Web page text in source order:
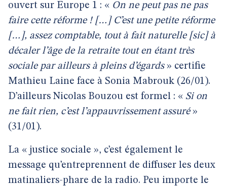
ouvert sur Europe 1 : « On ne peut pas ne pas
faire cette réforme ! […] C’est une petite réforme
[…], assez comptable, tout à fait naturelle [sic] à
décaler l’âge de la retraite tout en étant très
sociale par ailleurs à pleins d’égards» certifie
Mathieu Laine face à Sonia Mabrouk (26/01).
D’ailleurs Nicolas Bouzou est formel : « Si on
ne fait rien, c’est l’appauvrissement assuré»
(31/01).
La « justice sociale », c’est également le
message qu’entreprennent de diffuser les deux
matinaliers-phare de la radio. Peu importe le